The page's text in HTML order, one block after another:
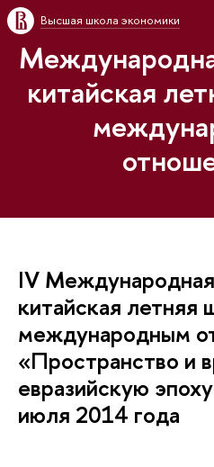
Высшая школа экономики
китайская
IV
китайская летняя
международным
«Пространство и
евразийскую
июля 2014 года